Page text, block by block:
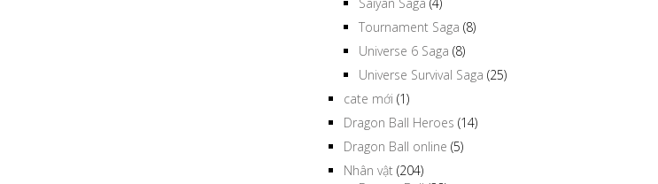
Piccolo Saga (3)
Tournament Saga (8)
Universe Survival Saga
cate mới
Dragon Ball Heroes (14)